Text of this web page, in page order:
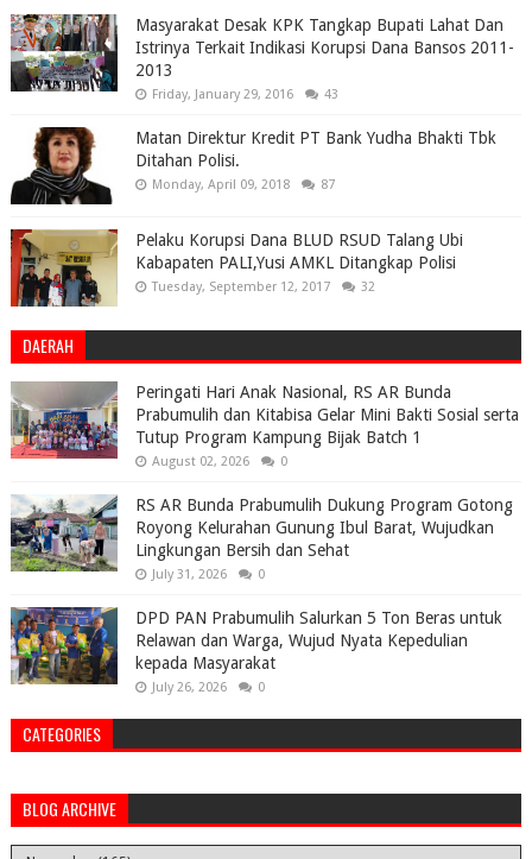
Masyarakat Desak KPK Tangkap Bupati Lahat Dan
Istrinya Terkait Indikasi Korupsi Dana Bansos 2011-
2013
Friday, January 29, 2016 43
Matan Direktur Kredit PT Bank Yudha Bhakti Tbk
Ditahan Polisi.
Monday, April 09, 2018 87
Pelaku Korupsi Dana BLUD RSUD Talang Ubi
Kabapaten PALI,Yusi AMKL Ditangkap Polisi
Tuesday, September 12, 2017 32
DAERAH
Peringati Hari Anak Nasional, RS AR Bunda
Prabumulih dan Kitabisa Gelar Mini Bakti Sosial serta
Tutup Program Kampung Bijak Batch 1
August 02, 2026 0
RS AR Bunda Prabumulih Dukung Program Gotong
Royong Kelurahan Gunung Ibul Barat, Wujudkan
Lingkungan Bersih dan Sehat
July 31, 2026 0
DPD PAN Prabumulih Salurkan 5 Ton Beras untuk
Relawan dan Warga, Wujud Nyata Kepedulian
kepada Masyarakat
July 26, 2026 0
CATEGORIES
BLOG ARCHIVE